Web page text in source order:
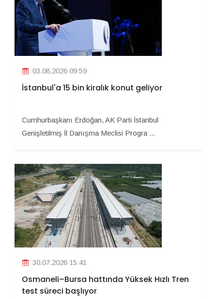
03.08.2026 09:59
İstanbul'a 15 bin kiralık konut geliyor
Cumhurbaşkanı Erdoğan, AK Parti İstanbul
Genişletilmiş İl Danışma Meclisi Progra ...
30.07.2026 15:41
Osmaneli–Bursa hattında Yüksek Hızlı Tren
test süreci başlıyor